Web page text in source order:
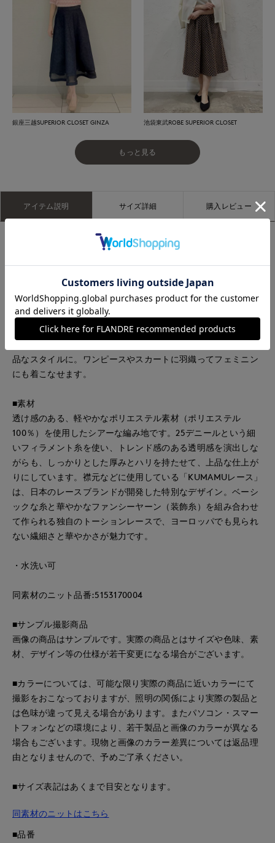
銀座三越SUPERIOR CLOSET GINZA 池袋東武ROBE SUPERIOR CLOSET
もっと見る
アイテム説明 サイズ詳細 購入レビュー
ら、ほどよいハリ感があり、ジャケットライクなシルエットで
一枚でもしっかりと存在感を放ちます。透けすぎない絶妙なシ
アー感と、さらりと肌離れする着心地の良さが魅力。落ち着い
たトーンのカラー展開で、どんなシーンにもなじむ万能さもポ
品なスタイルに。ワンピースやスカートに羽織ってフェミニン
にも着こなせます。
■素材
透け感のある、軽やかなポリエステル素材（ポリエステル
100％）を使用したシアーな編み地です。25デニールという細
いフィラメント糸を使い、トレンド感のある透明感を演出しな
がらも、しっかりとした厚みとハリを持たせて、上品な仕上が
りにしています。襟元などに使用している「KUMAMUレース」
は、日本のレースブランドが開発した特別なデザイン。ベーシ
ックな糸と華やかなファンシーヤーン（装飾糸）を組み合わせ
て作られる独自のトーションレースで、ヨーロッパでも見られ
ない繊細さと華やかさが魅力です。
・水洗い可
同素材のニット品番:5153170004
■サンプル撮影商品
画像の商品はサンプルです。実際の商品とはサイズや色味、素
材、デザイン等の仕様が若干変更になる場合がございます。
■カラーについては、可能な限り実際の商品に近いカラーにて
撮影をおこなっておりますが、照明の関係により実際の製品と
は色味が違って見える場合があります。またパソコン・スマー
トフォンなどの環境により、若干製品と画像のカラーが異なる
場合もございます。現物と画像のカラー差異については返品理
由となりませんので、予めご了承ください。
■サイズ表記はあくまで目安となります。
同素材のニットはこちら
■品番